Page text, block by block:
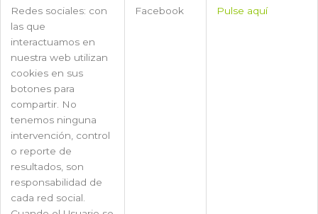
Redes sociales: con
las que
interactuamos en
nuestra web utilizan
cookies en sus
botones para
compartir. No
tenemos ninguna
intervención, control
o reporte de
resultados, son
responsabilidad de
cada red social.
Facebook Pulse aquí